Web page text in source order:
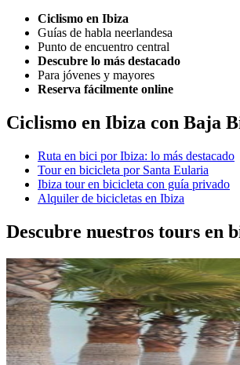
Ciclismo en Ibiza
Guías de habla neerlandesa
Punto de encuentro central
Descubre lo más destacado
Para jóvenes y mayores
Reserva fácilmente online
Ciclismo en Ibiza con Baja
Ruta en bici por Ibiza: lo más destacado
Tour en bicicleta por Santa Eularia
Ibiza tour en bicicleta con guía privado
Alquiler de bicicletas en Ibiza
Descubre nuestros tours en